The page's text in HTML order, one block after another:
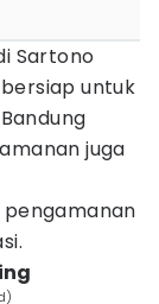
Sartono
untuk
juga
pengamanan